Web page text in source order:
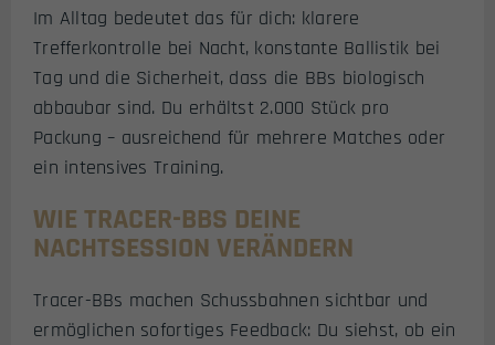
Im Alltag bedeutet das für dich: klarere
Trefferkontrolle bei Nacht, konstante Ballistik bei
Tag und die Sicherheit, dass die BBs biologisch
abbaubar sind. Du erhältst 2.000 Stück pro
Packung – ausreichend für mehrere Matches oder
ein intensives Training.
WIE TRACER-BBS DEINE
NACHTSESSION VERÄNDERN
Tracer-BBs machen Schussbahnen sichtbar und
ermöglichen sofortiges Feedback: Du siehst, ob ein